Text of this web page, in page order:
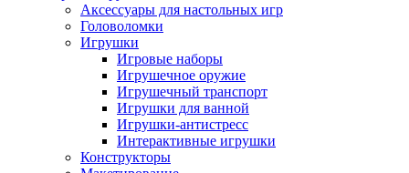
Аксессуары для настольных игр
Головоломки
Игрушки
Игровые наборы
Игрушечное оружие
Игрушечный транспорт
Игрушки для ванной
Игрушки-антистресс
Интерактивные игрушки
Конструкторы